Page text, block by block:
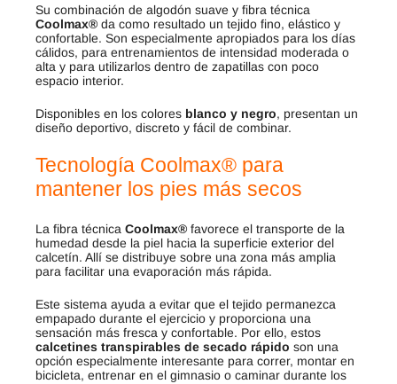
Su combinación de algodón suave y fibra técnica
Coolmax® da como resultado un tejido fino, elástico y
confortable. Son especialmente apropiados para los días
cálidos, para entrenamientos de intensidad moderada o
alta y para utilizarlos dentro de zapatillas con poco
espacio interior.
Disponibles en los colores blanco y negro, presentan un
diseño deportivo, discreto y fácil de combinar.
Tecnología Coolmax® para
mantener los pies más secos
La fibra técnica Coolmax® favorece el transporte de la
humedad desde la piel hacia la superficie exterior del
calcetín. Allí se distribuye sobre una zona más amplia
para facilitar una evaporación más rápida.
Este sistema ayuda a evitar que el tejido permanezca
empapado durante el ejercicio y proporciona una
sensación más fresca y confortable. Por ello, estos
calcetines transpirables de secado rápido son una
opción especialmente interesante para correr, montar en
bicicleta, entrenar en el gimnasio o caminar durante los